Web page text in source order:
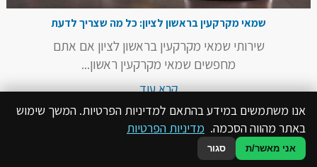
שמאי מקרקעין בראשון לציון: כל מה שצריך לדעת
שירותי שמאי מקרקעין בראשון לציון אם אתם
מחפשים שמאי מקרקעין ראשון...
קרא עוד
אנו משתמשים במידע בהתאם למדיניות הפרטיות. המשך שימוש
באתר מהווה הסכמה. מדיניות הפרטיות
אני מאשר/ת סגור